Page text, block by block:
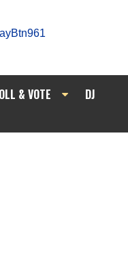
& VOTE DJ